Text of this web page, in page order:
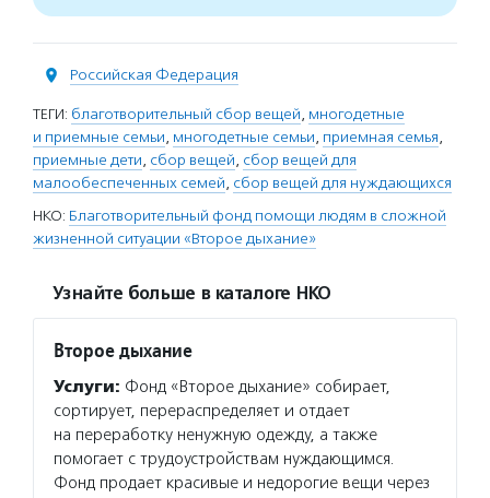
Российская Федерация
ТЕГИ: благотворительный сбор вещей, многодетные
и приемные семьи, многодетные семьи, приемная семья,
приемные дети, сбор вещей, сбор вещей для
малообеспеченных семей, сбор вещей для нуждающихся
НКО: Благотворительный фонд помощи людям в сложной
жизненной ситуации «Второе дыхание»
Узнайте больше в каталоге НКО
Второе дыхание
Услуги: Фонд «Второе дыхание» собирает,
сортирует, перераспределяет и отдает
на переработку ненужную одежду, а также
помогает с трудоустройствам нуждающимся.
Фонд продает красивые и недорогие вещи через